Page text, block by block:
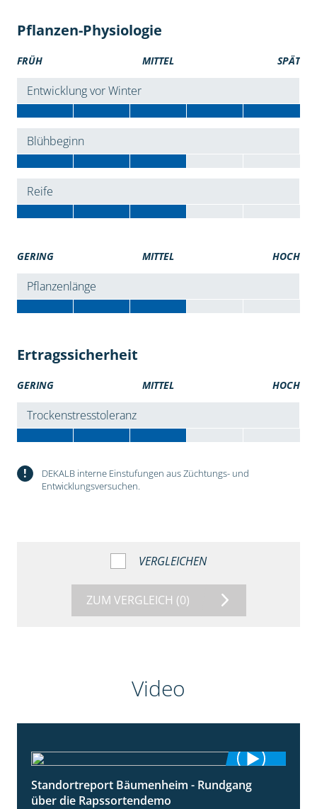
Pflanzen-Physiologie
FRÜH MITTEL SPÄT
Entwicklung vor Winter
Blühbeginn
Reife
GERING MITTEL HOCH
Pflanzenlänge
Ertragssicherheit
GERING MITTEL HOCH
Trockenstresstoleranz
!
DEKALB interne Einstufungen aus Züchtungs- und
Entwicklungsversuchen.
VERGLEICHEN
ZUM VERGLEICH (0)
Video
6:03
Standortreport Bäumenheim - Rundgang
über die Rapssortendemo